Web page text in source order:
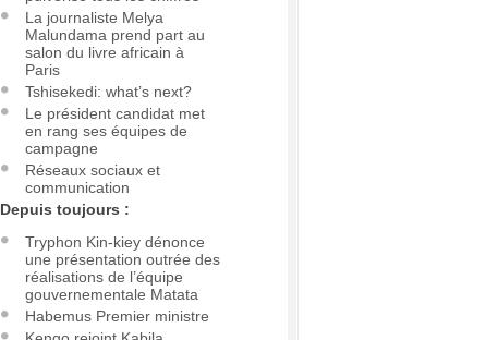
La journaliste Melya
Malundama prend part au
salon du livre africain à
Paris
Tshisekedi: what’s next?
Le président candidat met
en rang ses équipes de
campagne
Réseaux sociaux et
communication
Depuis toujours :
Tryphon Kin-kiey dénonce
une présentation outrée des
réalisations de l’équipe
gouvernementale Matata
Habemus Premier ministre